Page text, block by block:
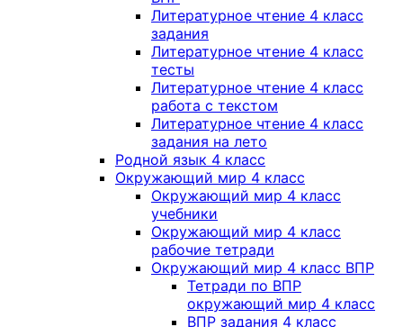
Литературное чтение 4 класс
задания
Литературное чтение 4 класс
тесты
Литературное чтение 4 класс
работа с текстом
Литературное чтение 4 класс
задания на лето
Родной язык 4 класс
Окружающий мир 4 класс
Окружающий мир 4 класс
учебники
Окружающий мир 4 класс
рабочие тетради
Окружающий мир 4 класс ВПР
Тетради по ВПР
окружающий мир 4 класс
ВПР задания 4 класс